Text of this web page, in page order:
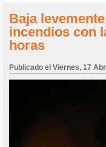
Baja
incendios con
horas
Publicado el Viernes, 17